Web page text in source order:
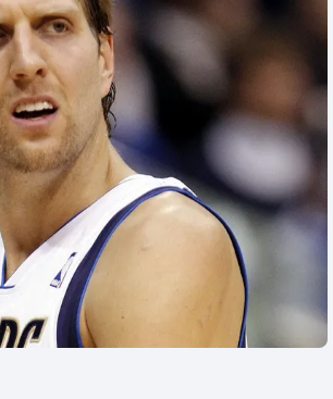
pětiboj
hry
volejbal
Veslování
Vodní slalom
Volejbal
Ostatní